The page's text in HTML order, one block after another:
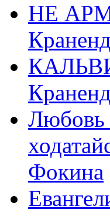
НЕ
Любовь
Фокина